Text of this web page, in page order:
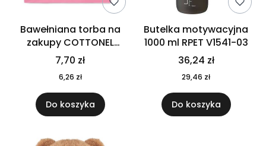
Bawełniana torba na
zakupy COTTONEL
COLOUR++ MO9846-11
7,70 zł
6,26 zł
Do koszyka
Butelka motywacyjna
1000 ml RPET V1541-03
36,24 zł
29,46 zł
Do koszyka